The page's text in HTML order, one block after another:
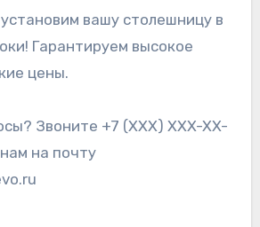
вашу столешницу в
Гарантируем высокое
цены.
Звоните +7 (XXX) XXX-XX-
на почту